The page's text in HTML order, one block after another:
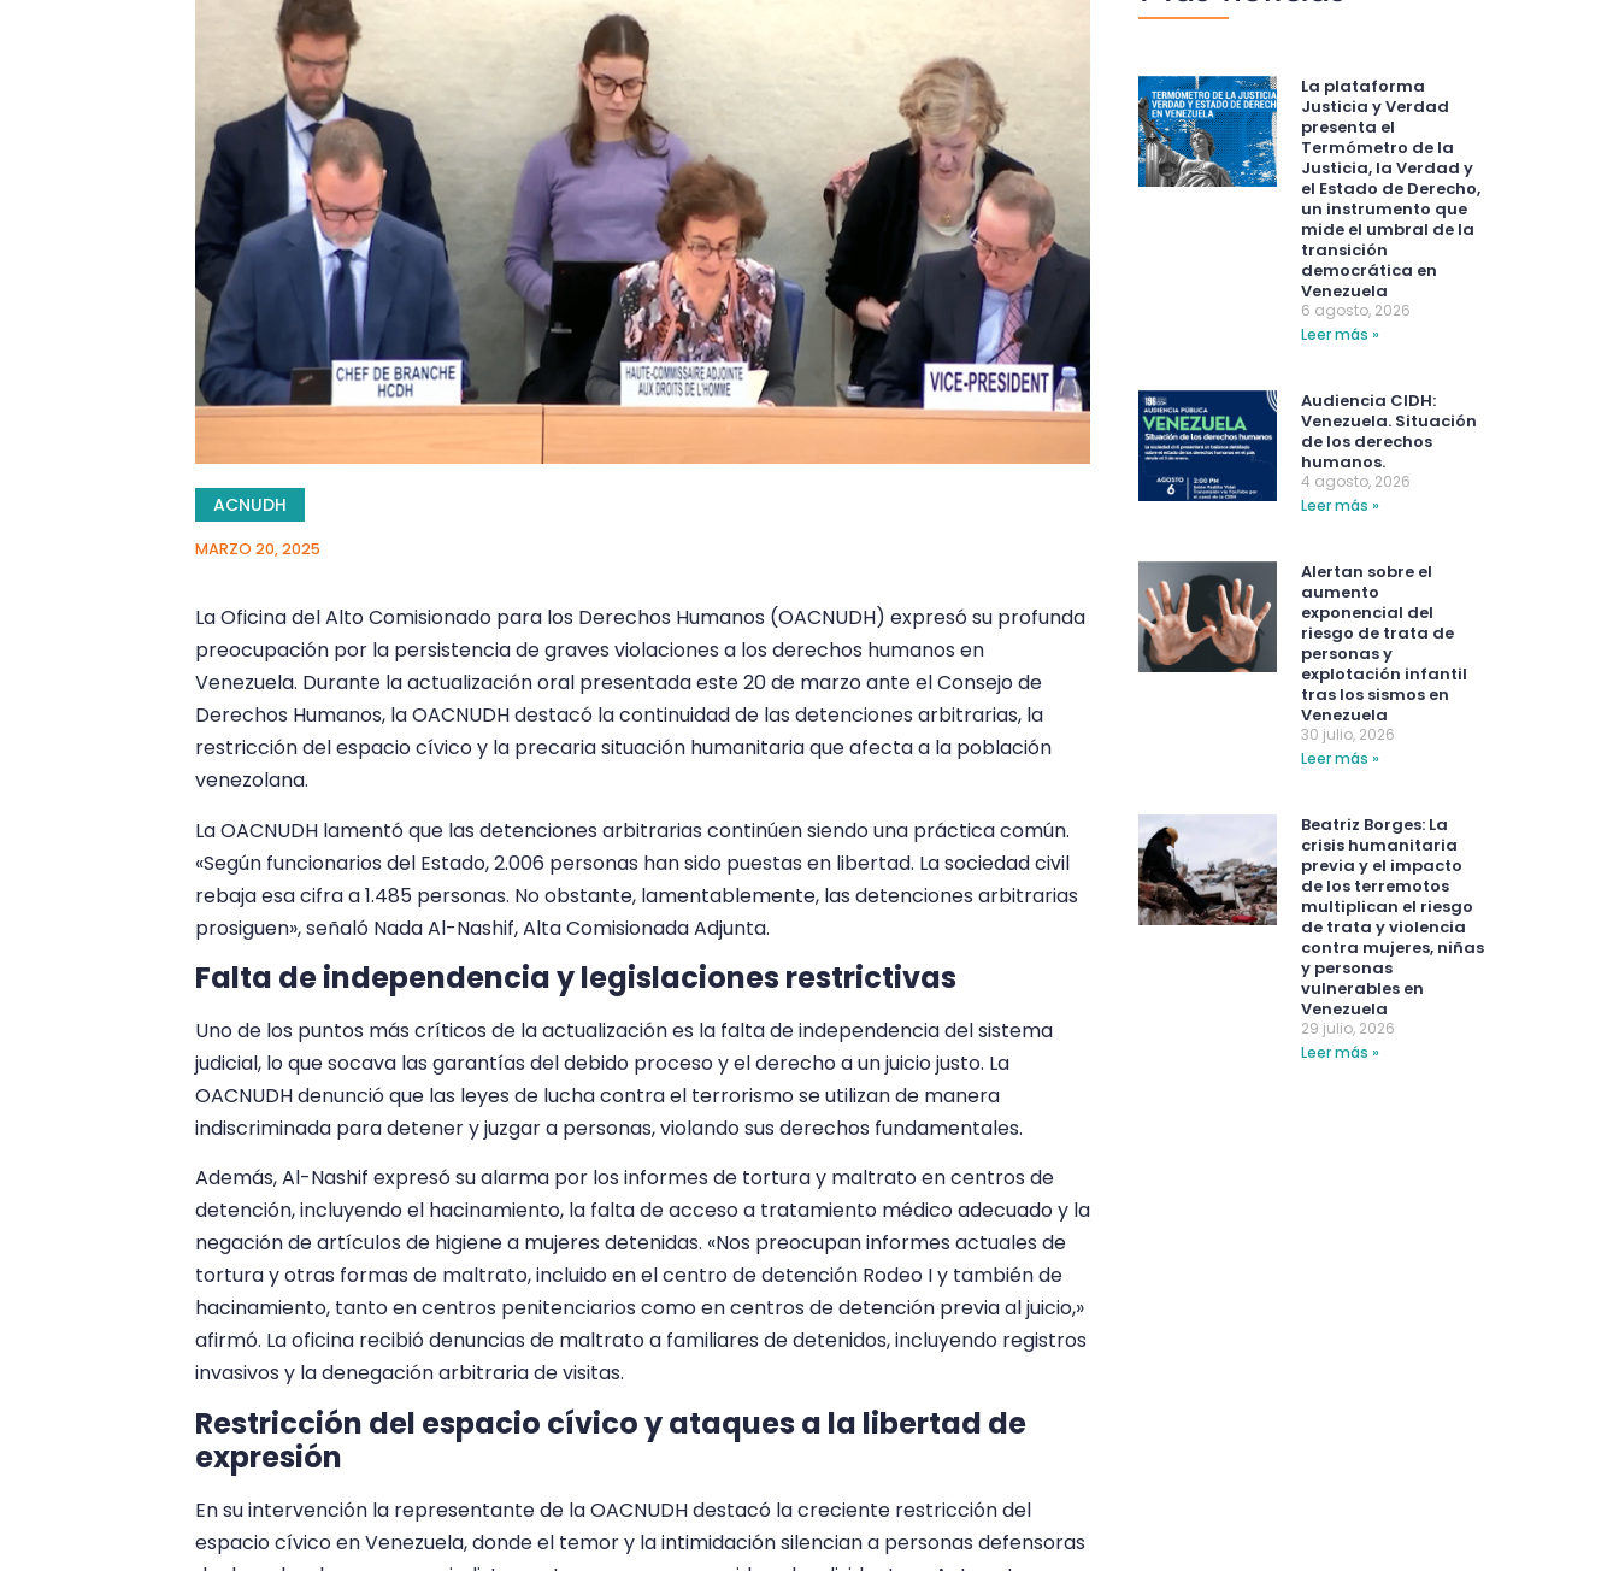
ACNUDH
MARZO 20, 2025
La Oficina del Alto Comisionado para los Derechos Humanos (OACNUDH) expresó su profunda
preocupación por la persistencia de graves violaciones a los derechos humanos en
Venezuela. Durante la actualización oral presentada este 20 de marzo ante el Consejo de
Derechos Humanos, la OACNUDH destacó la continuidad de las detenciones arbitrarias, la
restricción del espacio cívico y la precaria situación humanitaria que afecta a la población
venezolana.
La OACNUDH lamentó que las detenciones arbitrarias continúen siendo una práctica común.
«Según funcionarios del Estado, 2.006 personas han sido puestas en libertad. La sociedad civil
rebaja esa cifra a 1.485 personas. No obstante, lamentablemente, las detenciones arbitrarias
prosiguen», señaló Nada Al-Nashif, Alta Comisionada Adjunta.
Falta de independencia y legislaciones restrictivas
Uno de los puntos más críticos de la actualización es la falta de independencia del sistema
judicial, lo que socava las garantías del debido proceso y el derecho a un juicio justo. La
OACNUDH denunció que las leyes de lucha contra el terrorismo se utilizan de manera
indiscriminada para detener y juzgar a personas, violando sus derechos fundamentales.
Además, Al-Nashif expresó su alarma por los informes de tortura y maltrato en centros de
detención, incluyendo el hacinamiento, la falta de acceso a tratamiento médico adecuado y la
negación de artículos de higiene a mujeres detenidas. «Nos preocupan informes actuales de
tortura y otras formas de maltrato, incluido en el centro de detención Rodeo I y también de
hacinamiento, tanto en centros penitenciarios como en centros de detención previa al juicio,»
afirmó. La oficina recibió denuncias de maltrato a familiares de detenidos, incluyendo registros
invasivos y la denegación arbitraria de visitas.
Restricción del espacio cívico y ataques a la libertad de
expresión
En su intervención la representante de la OACNUDH destacó la creciente restricción del
espacio cívico en Venezuela, donde el temor y la intimidación silencian a personas defensoras
La plataforma
Justicia y Verdad
presenta el
Termómetro de la
Justicia, la Verdad y
el Estado de Derecho,
un instrumento que
mide el umbral de la
transición
democrática en
Venezuela
6 agosto, 2026
Leer más »
Audiencia CIDH:
Venezuela. Situación
de los derechos
humanos.
4 agosto, 2026
Leer más »
Alertan sobre el
aumento
exponencial del
riesgo de trata de
personas y
explotación infantil
tras los sismos en
Venezuela
30 julio, 2026
Leer más »
Beatriz Borges: La
crisis humanitaria
previa y el impacto
de los terremotos
multiplican el riesgo
de trata y violencia
contra mujeres, niñas
y personas
vulnerables en
Venezuela
29 julio, 2026
Leer más »